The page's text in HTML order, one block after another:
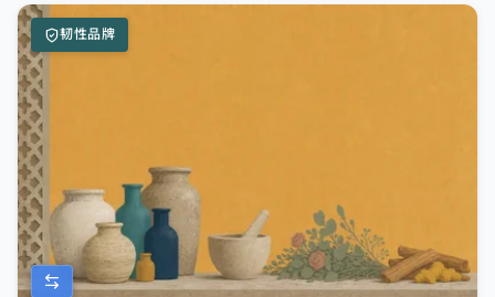
韧性品牌